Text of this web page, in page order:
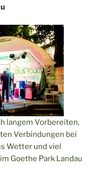
langem Vorbereiten,
Verbindungen bei
Wetter und viel
Goethe Park Landau